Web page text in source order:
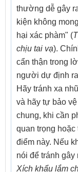
thường dễ gây
kiện không
hại xác phàm" (
chịu tai vạ).
cẩn thận trong
người dự định
Hãy tránh xa
và hãy tự bảo
chung, khi cần
quan trọng
điểm này. Nếu
nói để tránh gây
Xích khẩu lắm